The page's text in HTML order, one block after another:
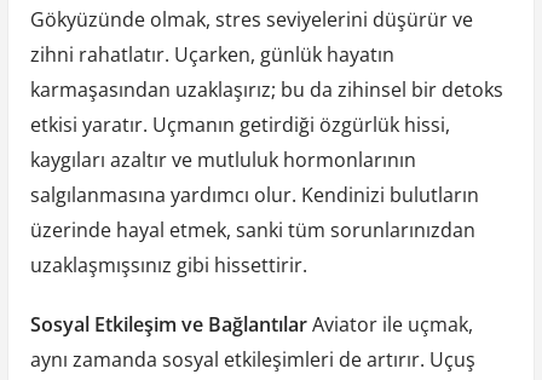
Gökyüzünde olmak, stres seviyelerini düşürür ve
zihni rahatlatır. Uçarken, günlük hayatın
karmaşasından uzaklaşırız; bu da zihinsel bir detoks
etkisi yaratır. Uçmanın getirdiği özgürlük hissi,
kaygıları azaltır ve mutluluk hormonlarının
salgılanmasına yardımcı olur. Kendinizi bulutların
üzerinde hayal etmek, sanki tüm sorunlarınızdan
uzaklaşmışsınız gibi hissettirir.
Sosyal Etkileşim ve BağlantılarAviator ile uçmak,
aynı zamanda sosyal etkileşimleri de artırır. Uçuş